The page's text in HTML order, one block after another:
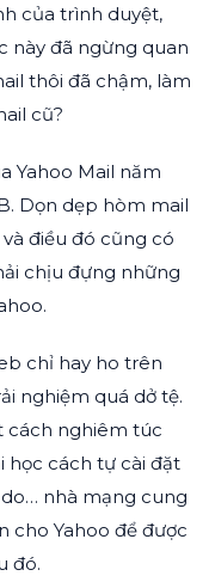
của trình duyệt,
này đã ngừng quan
thôi đã chậm, làm
cũ?
Yahoo Mail năm
Dọn dẹp hòm mail
điều đó cũng có
chịu đựng những
chỉ hay ho trên
nghiệm quá dở tệ.
cách nghiêm túc
học cách tự cài đặt
nhà mạng cung
cho Yahoo để được
đó.